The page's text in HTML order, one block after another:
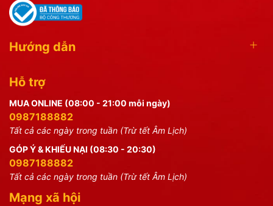
Hướng dẫn
Hỗ trợ
MUA ONLINE (08:00 - 21:00 mỗi ngày)
0987188882
Tất cả các ngày trong tuần (Trừ tết Âm Lịch)
GÓP Ý & KHIẾU NẠI (08:30 - 20:30)
0987188882
Tất cả các ngày trong tuần (Trừ tết Âm Lịch)
Mạng xã hội